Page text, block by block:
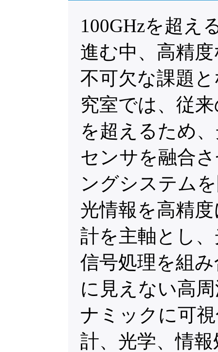
100GHzを超え
進む中、高精
不可欠な課題
究室では、従
を超えるため
センサを融合
ングシステム
光情報を高精
計を主軸とし
信号処理を組
に見えない高
ナミックに可
計、光学、情